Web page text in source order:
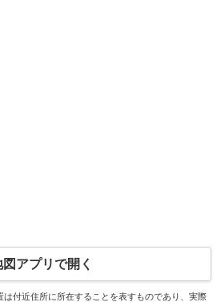
図アプリで開く
付近住所に所在することを表すものであり、実際